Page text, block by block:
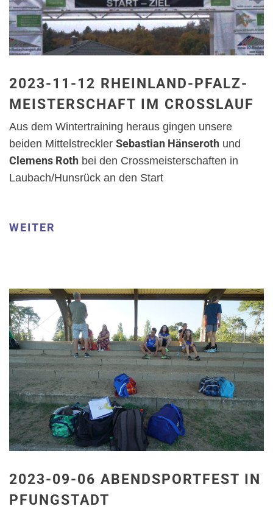
2023-11-12 RHEINLAND-PFALZ-
MEISTERSCHAFT IM CROSSLAUF
Aus dem Wintertraining heraus gingen unsere
beiden Mittelstreckler Sebastian Hänseroth und
Clemens Roth bei den Crossmeisterschaften in
Laubach/Hunsrück an den Start
WEITER
2023-09-06 ABENDSPORTFEST IN
PFUNGSTADT